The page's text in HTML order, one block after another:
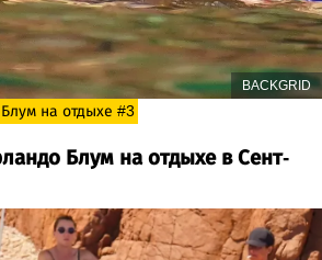
BACKGRID
на отдыхе #3
Блум на отдыхе в Сент-